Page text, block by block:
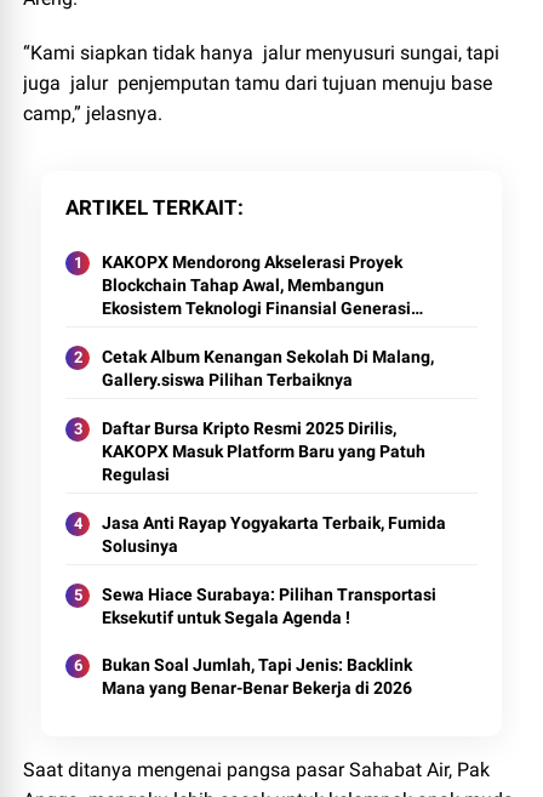
“Kami siapkan tidak hanya jalur menyusuri sungai, tapi
juga jalur penjemputan tamu dari tujuan menuju base
camp,” jelasnya.
ARTIKEL TERKAIT
KAKOPX Mendorong Akselerasi Proyek
Blockchain Tahap Awal, Membangun
Ekosistem Teknologi Finansial Generasi
Cetak Album Kenangan Sekolah Di Malang,
Gallery.siswa Pilihan Terbaiknya
Daftar Bursa Kripto Resmi 2025 Dirilis,
KAKOPX Masuk Platform Baru yang Patuh
Regulasi
Jasa Anti Rayap Yogyakarta Terbaik, Fumida
Solusinya
Sewa Hiace Surabaya: Pilihan Transportasi
Eksekutif untuk Segala Agenda !
Bukan Soal Jumlah, Tapi Jenis: Backlink
Mana yang Benar-Benar Bekerja di 2026
Saat ditanya mengenai pangsa pasar Sahabat Air, Pak